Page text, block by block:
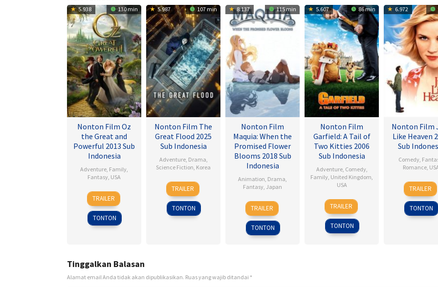
5.938 130 min
Nonton Film Oz
the Great and
Powerful 2013 Sub
Indonesia
Adventure Family
Fantasy USA
7
Mar
2013
Sam
Raimi
TRAILER
TONTON
5.987 107 min
Nonton Film The
Great Flood 2025
Sub Indonesia
Adventure, Drama
Science Fiction Korea
18
Sep
2025
Kim
Byung-
woo
TRAILER
TONTON
8.137 115 min
Nonton Film
Maquia: When the
Promised Flower
Blooms 2018 Sub
Indonesia
Animation Drama
Fantasy Japan
24
Feb
2018
Heo
Jong
TRAILER
TONTON
5.607 86 min
Nonton Film
Garfield: A Tail of
Two Kitties 2006
Sub Indonesia
Adventure, Comedy,
Family United Kingdom
USA
15
Jun
2006
Tim
Hill
TRAILER
TONTON
6.972
Nonton Film
Like Heaven
Sub
Comedy,
Romance,
16
Sep
2005
Mark
TRAILER
TONTON
Tinggalkan Balasan
Alamat email Anda tidak akan dipublikasikan. Ruas yang wajib ditandai *